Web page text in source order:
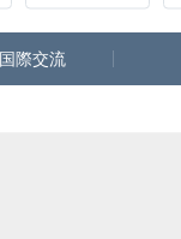
国際交流